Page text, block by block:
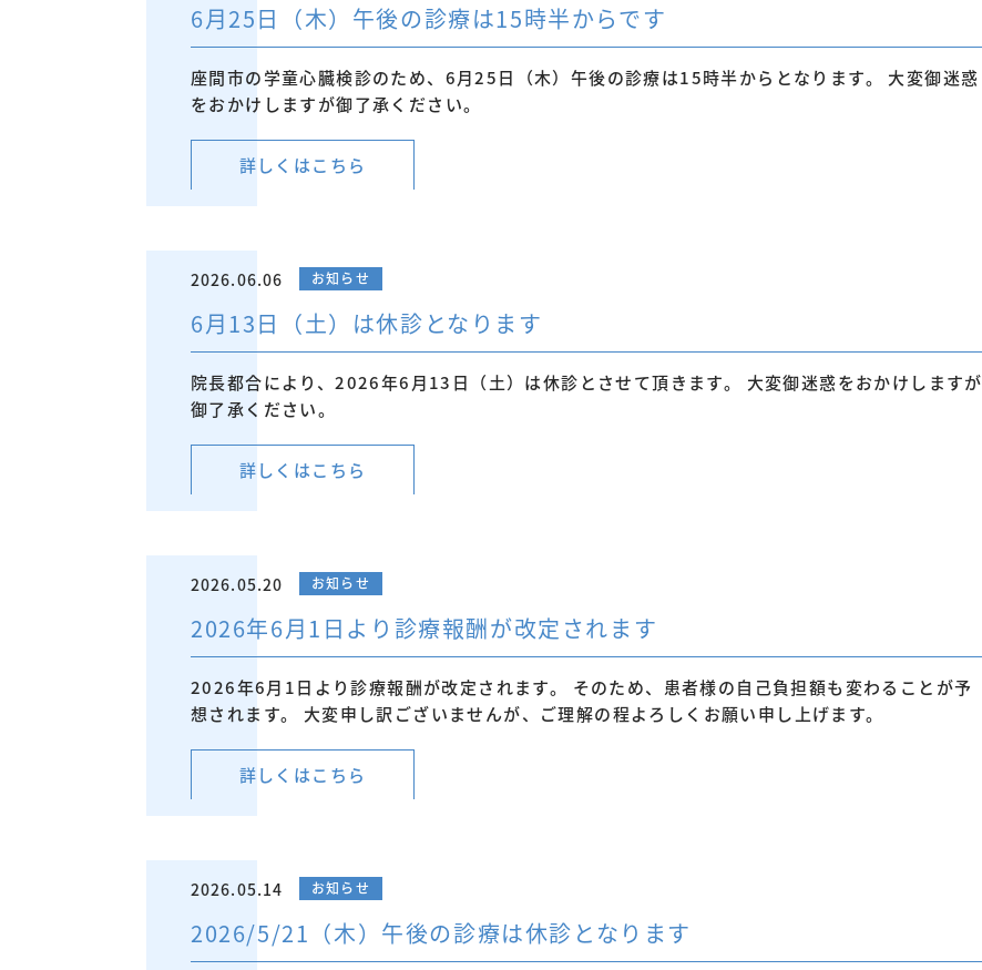
6月25日（木）午後の診療は15時半からです
座間市の学童心臓検診のため、6月25日（木）午後の診療は15時半からとなります。 大変御迷惑
をおかけしますが御了承ください。
詳しくはこちら
2026.06.06 お知らせ
6月13日（土）は休診となります
院長都合により、2026年6月13日（土）は休診とさせて頂きます。 大変御迷惑をおかけしますが
御了承ください。
詳しくはこちら
2026.05.20 お知らせ
2026年6月1日より診療報酬が改定されます
2026年6月1日より診療報酬が改定されます。 そのため、患者様の自己負担額も変わることが予
想されます。 大変申し訳ございませんが、ご理解の程よろしくお願い申し上げます。
詳しくはこちら
2026.05.14 お知らせ
2026/5/21（木）午後の診療は休診となります